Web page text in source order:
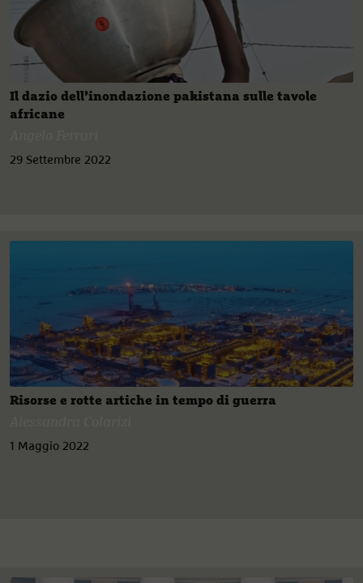
Il dazio dell’inondazione pakistana sulle tavole
africane
29 Settembre 2022
Risorse e rotte artiche in tempo di guerra
1 Maggio 2022